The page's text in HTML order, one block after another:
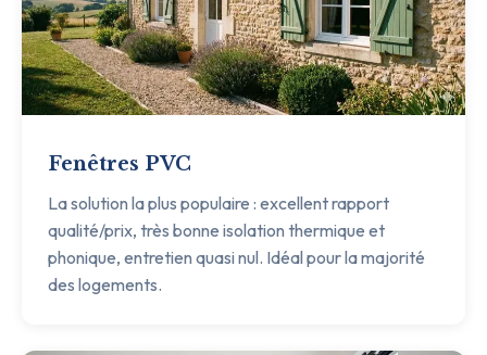
Fenêtres PVC
La solution la plus populaire : excellent rapport
qualité/prix, très bonne isolation thermique et
phonique, entretien quasi nul. Idéal pour la majorité
des logements.